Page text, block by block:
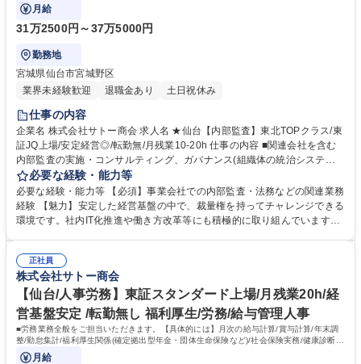
業務を幅広くお任せ致します。
月給
31万2500円～37万5000円
勤務地
宮城県仙台市宮城野区
業界未経験歓迎
退職金あり 土日祝休み
仕事の内容
企業名 株式会社サトー商会 求人名 ★仙台【内部監査】東北TOPクラス/東
証JQ上場/安定経営◎/転勤無/月残業10-20h 仕事の内容 ■関連会社を含む
内部監査の実施・コンサルティング、ガバナンス(組織体の統治システム)
に関する整合性の検証・評価、各部門のリスクマネジメント、コンプライ
アンス関連業務を幅広くお任せ致します。 【当社】1948年創業以来、東
北トップクラスの業務用食品専門商社として事業を拡大してきました。取
扱アイテム数は22,000種類以上で、常にお客様のニーズを照らし合わせ、
忠商事/カゴメ/キューピー/Mizkan/エバラ食品/ケンコーマヨネーズ/マルハ
ニチロ/ヤヨイサンフーズ/等他多数 募集職種 ★仙台【内部監査】東北TOP
クラス/東証JQ上場/安定経営◎/転勤無/月残業10-20h
必要な経験・能力等
必要な経験・能力等 【必須】事業会社での内部監査・法務などの関連業務
経験 【魅力】安定した経営基盤の中で、裁量権を持ってチャレンジできる
環境です。社内IT化推進や働き方改革等にも積極的に取り組んでいます。
気に包まれており、部内での情報共有、情報伝達等のコミュニケーション
体制もしっかりと整備されているため、中途入社者でも安心して活躍可能
です。また、個人の意見1つ1つを重んじる風土です。 学歴・資格 学歴：
大学院 大学 高専 短大 専修学校 高校 語学力： 資格：
正社員
株式会社サトー商会
【仙台/人事労務】東証スタンダード上場/月残業20h/経
営基盤安定 /転勤無し 福利厚生/労務/給与管理人事
■労務業務全般をご担当いただきます。【具体的には】月次の給与計算/賞与計算/年末調
整/勤怠集計/福利厚生関係(確定拠出型年金・団体生命保険など)/社会保険実務/健康診断関
連業務/休職者対応など。
月給